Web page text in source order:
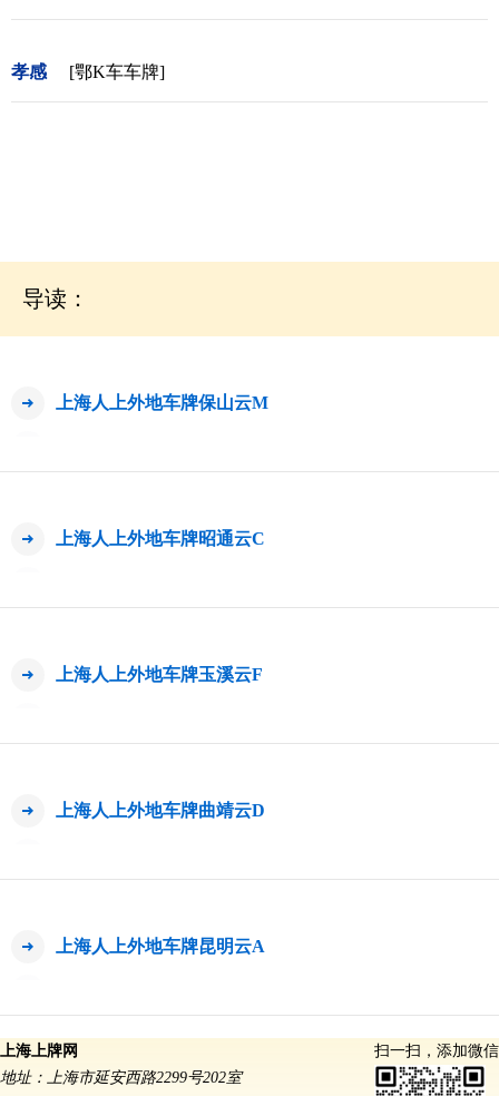
孝感 [鄂K车车牌]
导读：
上海人上外地车牌保山云M
上海人上外地车牌昭通云C
上海人上外地车牌玉溪云F
上海人上外地车牌曲靖云D
上海人上外地车牌昆明云A
扫一扫，添加微信
上海上牌网
地址：上海市延安西路2299号202室